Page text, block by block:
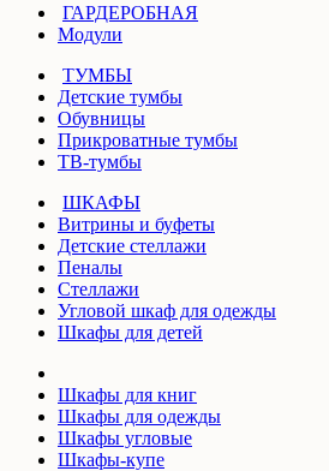
ГАРДЕРОБНАЯ
Модули
ТУМБЫ
Детские тумбы
Обувницы
Прикроватные тумбы
ТВ-тумбы
ШКАФЫ
Витрины и буфеты
Детские стеллажи
Пеналы
Стеллажи
Угловой шкаф для одежды
Шкафы для детей
Шкафы для книг
Шкафы для одежды
Шкафы угловые
Шкафы-купе